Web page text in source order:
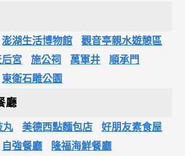
澎湖生活博物館
觀音亭親水遊憩區
宮 施公祠 萬軍井
順承門
東衛石雕公園
廳
丸 美德西點麵包店
好朋友素食屋
自強餐廳
隆福海鮮餐廳